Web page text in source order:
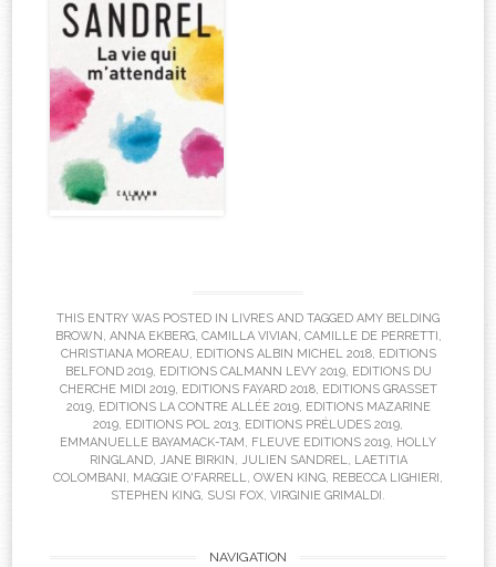
THIS ENTRY WAS POSTED IN LIVRES AND TAGGED AMY BELDING
BROWN, ANNA EKBERG, CAMILLA VIVIAN, CAMILLE DE PERRETTI,
CHRISTIANA MOREAU, EDITIONS ALBIN MICHEL 2018, EDITIONS
BELFOND 2019, EDITIONS CALMANN LEVY 2019, EDITIONS DU
CHERCHE MIDI 2019, EDITIONS FAYARD 2018, EDITIONS GRASSET
2019, EDITIONS LA CONTRE ALLÉE 2019, EDITIONS MAZARINE
2019, EDITIONS POL 2013, EDITIONS PRÉLUDES 2019,
EMMANUELLE BAYAMACK-TAM, FLEUVE EDITIONS 2019, HOLLY
RINGLAND, JANE BIRKIN, JULIEN SANDREL, LAETITIA
COLOMBANI, MAGGIE O'FARRELL, OWEN KING, REBECCA LIGHIERI,
STEPHEN KING, SUSI FOX, VIRGINIE GRIMALDI.
NAVIGATION